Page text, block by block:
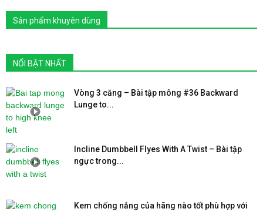
Sản phẩm khuyên dùng
NỔI BẬT NHẤT
Vòng 3 căng – Bài tập mông #36 Backward
Lunge to...
Incline Dumbbell Flyes With A Twist – Bài tập
ngực trong...
Kem chống nắng của hãng nào tốt phù hợp với